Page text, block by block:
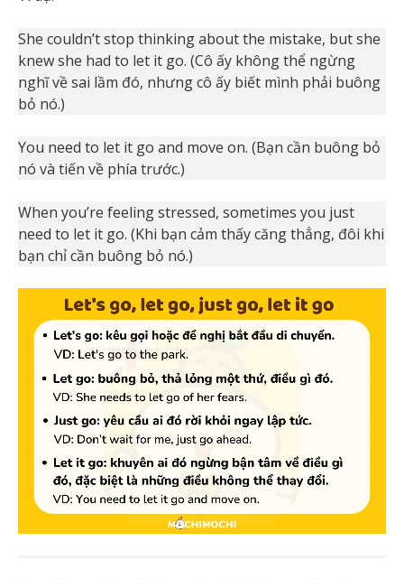
She couldn’t stop thinking about the mistake, but she
knew she had to let it go. (Cô ấy không thể ngừng
nghĩ về sai lầm đó, nhưng cô ấy biết mình phải buông
bỏ nó.)
You need to let it go and move on. (Bạn cần buông bỏ
nó và tiến về phía trước.)
When you’re feeling stressed, sometimes you just
need to let it go. (Khi bạn cảm thấy căng thẳng, đôi khi
bạn chỉ cần buông bỏ nó.)